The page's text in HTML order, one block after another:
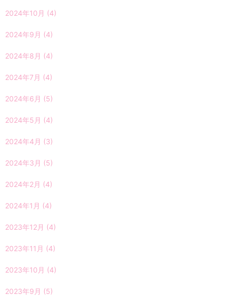
2024年10月 (4)
2024年9月 (4)
2024年8月 (4)
2024年7月 (4)
2024年6月 (5)
2024年5月 (4)
2024年4月 (3)
2024年3月 (5)
2024年2月 (4)
2024年1月 (4)
2023年12月 (4)
2023年11月 (4)
2023年10月 (4)
2023年9月 (5)